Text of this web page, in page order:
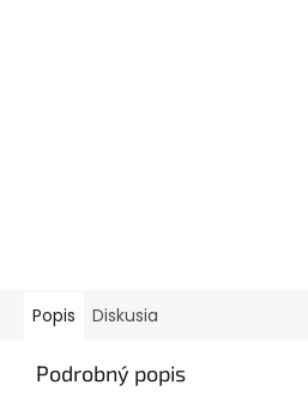
Popis Diskusia
Podrobný popis